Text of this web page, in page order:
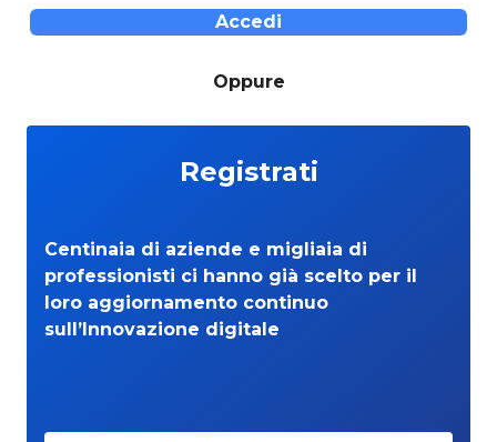
Accedi
Oppure
Registrati
Centinaia di aziende e migliaia di
professionisti ci hanno già scelto per il
loro aggiornamento continuo
sull’Innovazione digitale